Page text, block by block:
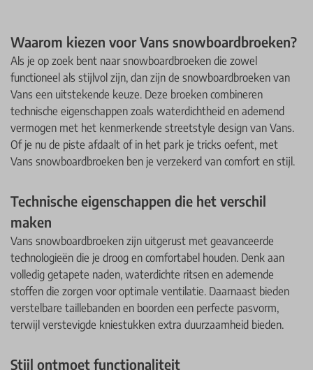
Waarom kiezen voor Vans snowboardbroeken?
Als je op zoek bent naar snowboardbroeken die zowel
functioneel als stijlvol zijn, dan zijn de snowboardbroeken van
Vans een uitstekende keuze. Deze broeken combineren
technische eigenschappen zoals waterdichtheid en ademend
vermogen met het kenmerkende streetstyle design van Vans.
Of je nu de piste afdaalt of in het park je tricks oefent, met
Vans snowboardbroeken ben je verzekerd van comfort en stijl.
Technische eigenschappen die het verschil
maken
Vans snowboardbroeken zijn uitgerust met geavanceerde
technologieën die je droog en comfortabel houden. Denk aan
volledig getapete naden, waterdichte ritsen en ademende
stoffen die zorgen voor optimale ventilatie. Daarnaast bieden
verstelbare taillebanden en boorden een perfecte pasvorm,
terwijl verstevigde kniestukken extra duurzaamheid bieden.
Stijl ontmoet functionaliteit